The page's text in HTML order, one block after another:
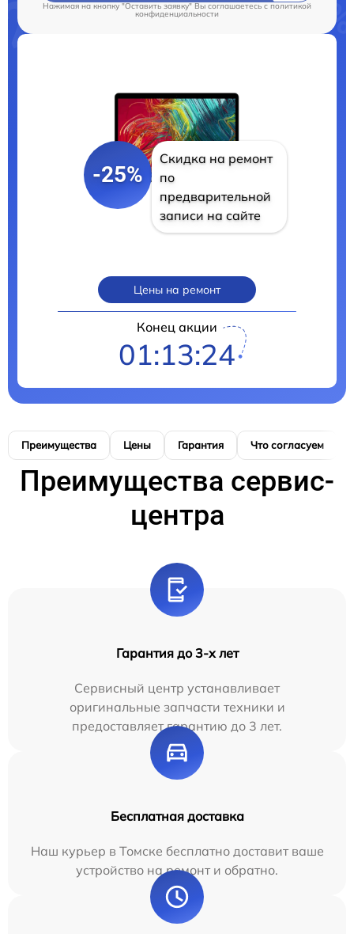
Нажимая на кнопку "Оставить заявку" Вы соглашаетесь cполитикой
конфиденциальности
-25%
Скидка на ремонт
по
предварительной
записи на сайте
Цены на ремонт
Конец акции
01:13:23
Преимущества Цены Гарантия Что согласуем
Преимущества сервис-
центра
Гарантия до 3-х лет
Сервисный центр устанавливает
оригинальные запчасти техники и
предоставляет гарантию до 3 лет.
Бесплатная доставка
Наш курьер в Томске бесплатно доставит ваше
устройство на ремонт и обратно.